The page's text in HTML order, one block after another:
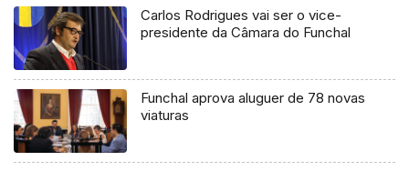
Carlos Rodrigues vai ser o vice-
presidente da Câmara do Funchal
Funchal aprova aluguer de 78 novas
viaturas